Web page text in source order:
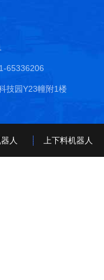
65336206
技园Y23幢附1楼
人 上下料机器人